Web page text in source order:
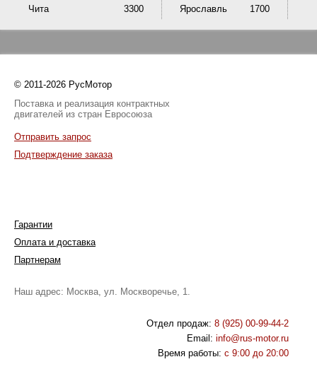
Чита
3300 Ярославль 1700
© 2011-2026 РусМотор
Поставка и реализация контрактных
двигателей из стран Евросоюза
Отправить запрос
Подтверждение заказа
Гарантии
Оплата и доставка
Партнерам
Наш адрес: Москва, ул. Москворечье, 1.
Отдел продаж: 8 (925) 00-99-44-2
Email: info@rus-motor.ru
Время работы: с 9:00 до 20:00